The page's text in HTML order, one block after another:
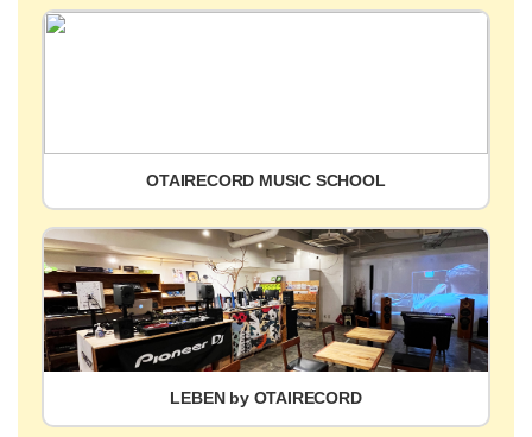
OTAIRECORD MUSIC SCHOOL
LEBEN by OTAIRECORD